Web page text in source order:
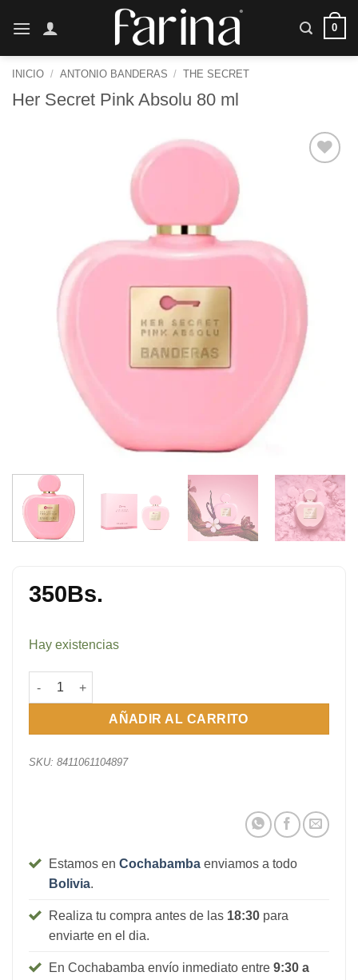
0
INICIO / ANTONIO BANDERAS / THE SECRET
Her Secret Pink Absolu 80 ml
350Bs.
Hay existencias
Her Secret Pink Absolu 80 ml cantidad
AÑADIR AL CARRITO
SKU: 8411061104897
Estamos en Cochabamba enviamos a todo
Bolivia.
Realiza tu compra antes de las 18:30para
enviarte en el dia.
En Cochabamba envío inmediato entre 9:30 a